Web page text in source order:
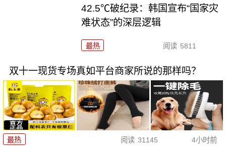
42.5℃破纪录：韩国宣布“国家灾
难状态”的深层逻辑
最热 阅读 5811
双十一现货专场真如平台商家所说的那样吗？
最热 阅读 31145 4小时前